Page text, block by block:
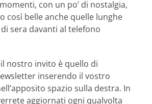
con un po’ di nostalgia,
così belle anche quelle lunghe
sera davanti al telefono
nostro invito è quello di
inserendo il vostro
spazio sulla destra. In
aggiornati ogni qualvolta